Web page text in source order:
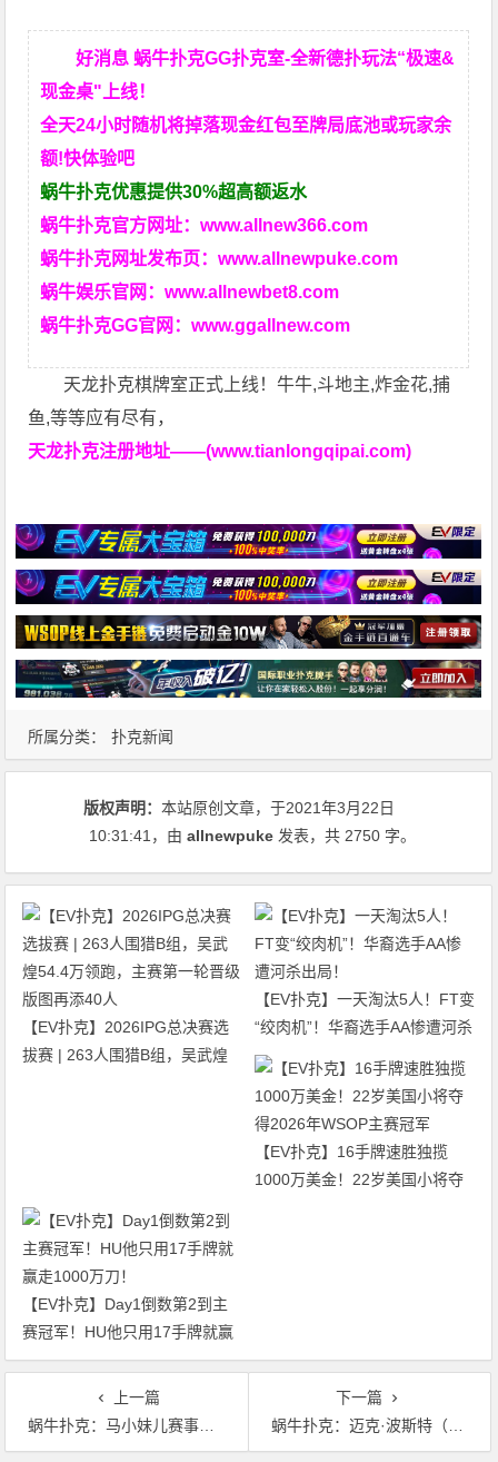
好消息 蜗牛扑克GG扑克室-全新德扑玩法“极速&
现金桌"上线！
全天24小时随机将掉落现金红包至牌局底池或玩家余
额!快体验吧
蜗牛扑克优惠提供30%超高额返水
蜗牛扑克官方网址：www.allnew366.com
蜗牛扑克网址发布页：www.allnewpuke.com
蜗牛娱乐官网：www.allnewbet8.com
蜗牛扑克GG官网：www.ggallnew.com
天龙扑克棋牌室正式上线！牛牛,斗地主,炸金花,捕
鱼,等等应有尽有，
天龙扑克注册地址——(www.tianlongqipai.com)
所属分类： 扑克新闻
版权声明：本站原创文章，于2021年3月22日
10:31:41 ，由allnewpuke 发表，共 2750 字。
【EV扑克】2026IPG总决赛选
拔赛 | 263人围猎B组，吴武煌
【EV扑克】一天淘汰5人！FT变
“绞肉机”！华裔选手AA惨遭河杀
出局！
【EV扑克】16手牌速胜独揽
1000万美金！22岁美国小将夺
【EV扑克】Day1倒数第2到主
赛冠军！HU他只用17手牌就赢
走1000万刀！
上一篇
蜗牛扑克：马小妹儿赛事游之 CPG福州站！
下一篇
蜗牛扑克：迈克·波斯特（Mike Postle）诽谤诉讼获准延续至4月